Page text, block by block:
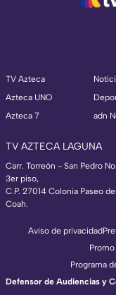
TV Azteca
Azteca UNO
Azteca 7
adn
TV AZTECA LAGUNA
Carr. Torreón - San Pedro
3er piso,
C.P. 27014 Colonia Paseo
Coah.
Aviso de privacidad
Programa
Defensor de Audiencias y